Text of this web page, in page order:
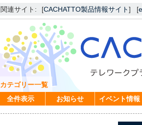
関連サイト: [CACHATTO製品情報サイト] [
カテゴリー一覧
全件表示
お知らせ イベント情報